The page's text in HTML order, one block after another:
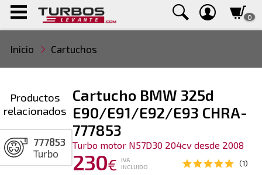
0
Inicio Cartuchos
Cartucho BMW 325d
E90/E91/E92/E93 CHRA-
777853
Turbo motor N57D30 204cv desde 2008
230€
IVA
INCLUIDO
(1)
Productos
relacionados
777853
Turbo